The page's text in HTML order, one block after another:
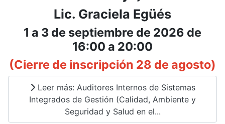
Lic. Graciela Egüés
1 a 3 de septiembre de 2026 de
16:00 a 20:00
(Cierre de inscripción 28 de agosto)
Leer más: Auditores Internos de Sistemas
Integrados de Gestión (Calidad, Ambiente y
Seguridad y Salud en el...